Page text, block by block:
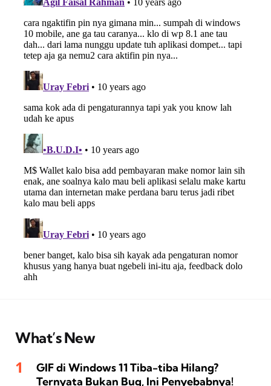
What’s New
GIF di Windows 11 Tiba-tiba Hilang?
Ternyata Bukan Bug, Ini Penyebabnya!